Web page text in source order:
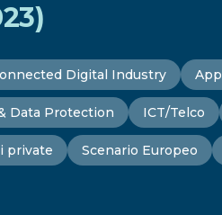
Digital Industry
Data Protection ICT/Telco
private Scenario Europeo